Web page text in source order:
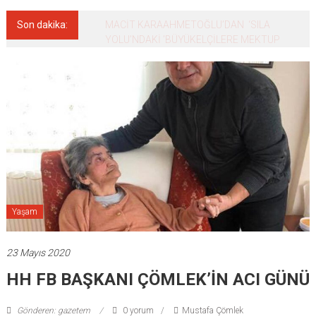
Son dakika:
MACİT KARAAHMETOĞLU’DAN ‘SILA
YOLU’NDAKİ ’BÜYÜKELÇİLERE MEKTUP
Yaşam
23 Mayıs 2020
HH FB BAŞKANI ÇÖMLEK’İN ACI GÜNÜ
Gönderen: gazetem 0 yorum Mustafa Çömlek